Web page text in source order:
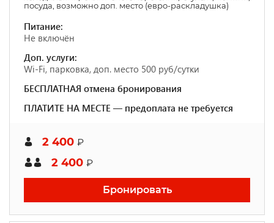
посуда, возможно доп. место (евро-раскладушка)
Питание:
Не включён
Доп. услуги:
Wi-Fi, парковка, доп. место 500 руб/сутки
БЕСПЛАТНАЯ отмена бронирования
ПЛАТИТЕ НА МЕСТЕ — предоплата не требуется
2 400 ₽
2 400 ₽
Бронировать